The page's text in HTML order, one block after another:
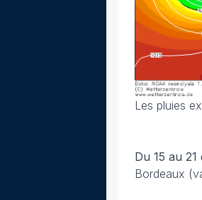
Les pluies
Du 15 au
Bordeaux